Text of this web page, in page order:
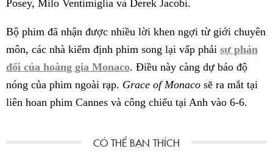
Posey, Milo Ventimiglia và Derek Jacobi.
Bộ phim đã nhận được nhiều lời khen ngợi từ giới chuyên
môn, các nhà kiểm định phim song lại vấp phải sự phản
đối của hoàng gia Monaco. Điều này càng dự báo độ
nóng của phim ngoài rạp. Grace of Monaco sẽ ra mắt tại
liên hoan phim Cannes và công chiếu tại Anh vào 6-6.